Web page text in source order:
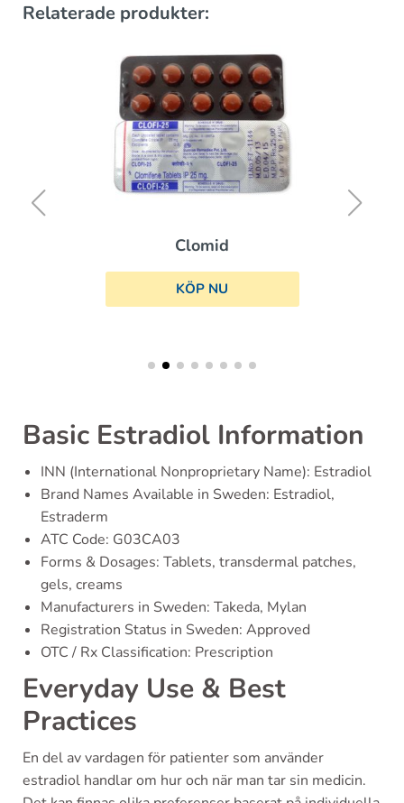
Relaterade produkter:
Clomid
KÖP NU
Basic Estradiol Information
INN (International Nonproprietary Name): Estradiol
Brand Names Available in Sweden: Estradiol,
Estraderm
ATC Code: G03CA03
Forms & Dosages: Tablets, transdermal patches,
gels, creams
Manufacturers in Sweden: Takeda, Mylan
Registration Status in Sweden: Approved
OTC / Rx Classification: Prescription
Everyday Use & Best
Practices
En del av vardagen för patienter som använder
estradiol handlar om hur och när man tar sin medicin.